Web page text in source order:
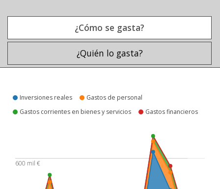
¿Cómo se gasta?
¿Quién lo gasta?
¿Cómo se gasta?
Inversiones reales
Gastos de personal
Gastos corrientes en bienes y servicios
Gastos financieros
600 mil €